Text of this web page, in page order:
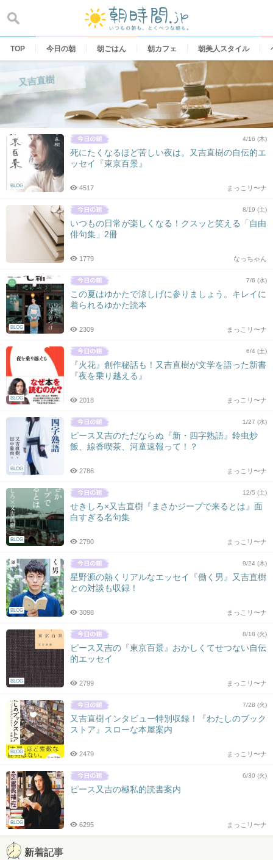
content
TOP 今日の朝 朝ごはん 朝カフェ 朝美人スタイル
又吉直樹
BLOG
4/16 (木)
死にたくなるほど苦しい夜は。又吉直樹の自伝的エ
ッセイ『東京百景』
まっこリ〜ナ
4517
8/19 (土)
いつもの日常が楽しくなる！クスッと笑える「自由
俳句集」2冊
なっちゃん
1779
BLOG
7/6 (水)
この夏はゆかたで涼しげに参りましょう。キレイに
着られるゆかた読本
まっこリ〜ナ
2309
BLOG
6/4 (土)
『火花』創作秘話も！又吉直樹が文学を語った新書
『夜を乗り越える』
まっこリ〜ナ
2018
BLOG
1/27 (水)
ピース又吉のただならぬ『新・四字熟語』鈴虫炒
飯、線香喫茶、河童速報って！？
まっこリ〜ナ
2786
BLOG
12/5 (土)
せきしろ×又吉直樹『まさかジープで来るとは』面
白すぎる名句集
まっこリ〜ナ
2790
BLOG
9/24 (木)
星野源の熱くリアルなエッセイ『働く男』又吉直樹
との対談も収録！
まっこリ〜ナ
3098
BLOG
8/18 (火)
ピース又吉の『東京百景』おかしくてせつない自伝
的エッセイ
まっこリ〜ナ
2799
BLOG
7/28 (火)
又吉直樹インタビュー特別収録！『わたしのブック
ストア』スローな本屋案内
まっこリ〜ナ
2479
BLOG
6/30 (火)
ピース又吉の極私的読書案内
まっこリ〜ナ
6295
新着記事